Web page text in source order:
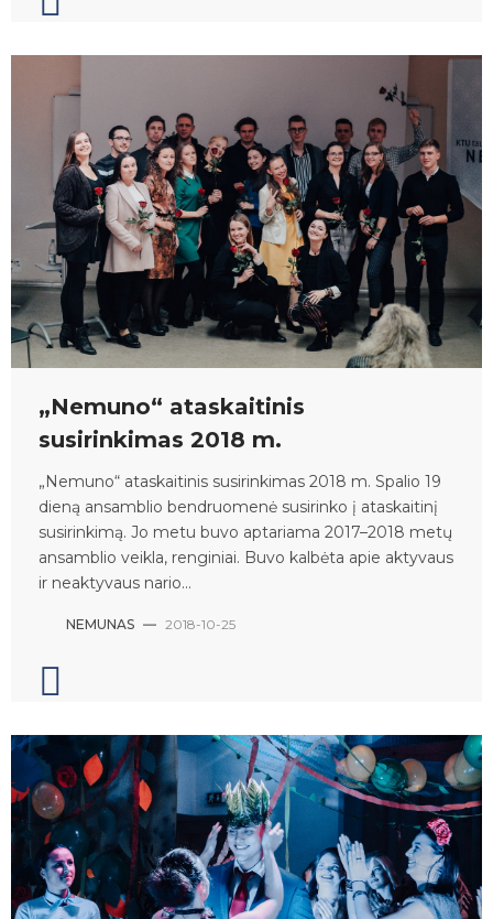
„Nemuno“ ataskaitinis
susirinkimas 2018 m.
„Nemuno“ ataskaitinis susirinkimas 2018 m. Spalio 19
dieną ansamblio bendruomenė susirinko į ataskaitinį
susirinkimą. Jo metu buvo aptariama 2017–2018 metų
ansamblio veikla, renginiai. Buvo kalbėta apie aktyvaus
ir neaktyvaus nario...
NEMUNAS — 2018-10-25